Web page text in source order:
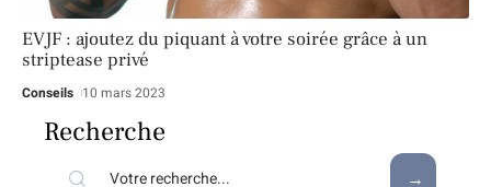
EVJF : ajoutez du piquant à votre soirée grâce à un
striptease privé
Conseils 10 mars 2023
Recherche